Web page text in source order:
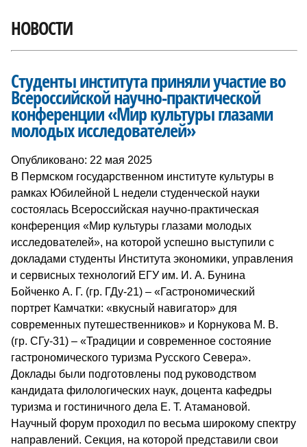
НОВОСТИ
Студенты института приняли участие во
Всероссийской научно-практической
конференции «Мир культуры глазами
молодых исследователей»
Опубликовано: 22 мая 2025
В Пермском государственном институте культуры в
рамках Юбилейной L недели студенческой науки
состоялась Всероссийская научно-практическая
конференция «Мир культуры глазами молодых
исследователей», на которой успешно выступили с
докладами студенты Института экономики, управления
и сервисных технологий ЕГУ им. И. А. Бунина
Бойченко А. Г. (гр. ГДу-21) – «Гастрономический
портрет Камчатки: «вкусный навигатор» для
современных путешественников» и Корнукова М. В.
(гр. СГу-31) – «Традиции и современное состояние
гастрономического туризма Русского Севера».
Доклады были подготовлены под руководством
кандидата филологических наук, доцента кафедры
туризма и гостиничного дела Е. Т. Атамановой.
Научный форум проходил по весьма широкому спектру
направлений. Секция, на которой представили свои